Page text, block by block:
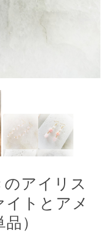
のアイリス
トとアメ
）